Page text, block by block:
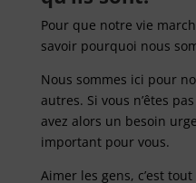
Pour que notre vie
savoir pourquoi nous
Nous sommes ici pour
autres. Si vous n’êtes
avez alors un besoin
important pour vous.
Aimer les gens, c’est